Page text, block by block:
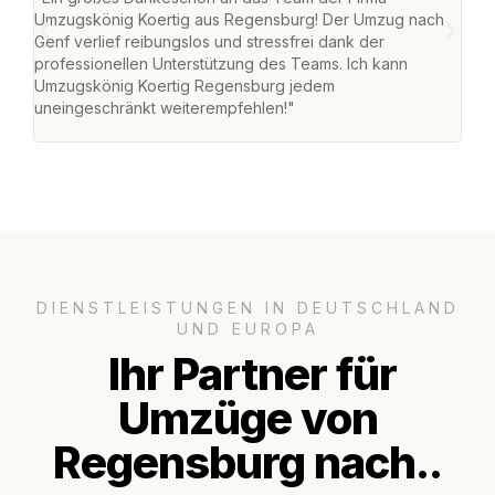
Umzugskönig Koertig aus Regensburg! Der Umzug nach
Genf verlief reibungslos und stressfrei dank der
professionellen Unterstützung des Teams. Ich kann
Umzugskönig Koertig Regensburg jedem
uneingeschränkt weiterempfehlen!"
DIENSTLEISTUNGEN IN DEUTSCHLAND
UND EUROPA
Ihr Partner für
Umzüge von
Regensburg nach..